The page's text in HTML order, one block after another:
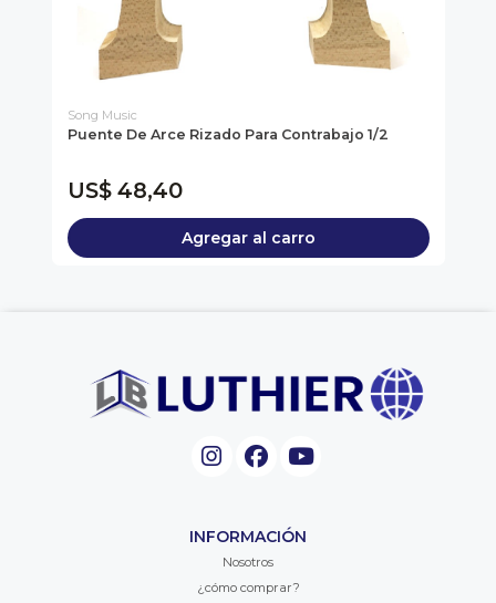
Song Music
Puente De Arce Rizado Para Contrabajo 1/2
US$ 48,40
Agregar al carro
INFORMACIÓN
Nosotros
¿cómo comprar?